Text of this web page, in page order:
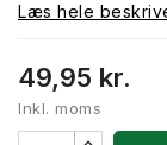
Læs hele
49,95 kr.
Inkl. moms